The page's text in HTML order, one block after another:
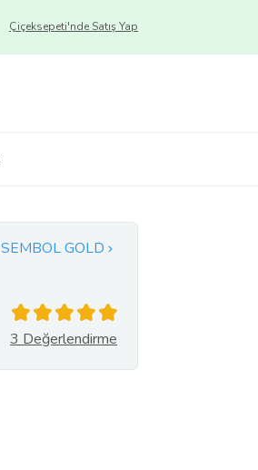
Çiçeksepeti'nde Satış Yap
SEMBOL GOLD
3 Değerlendirme